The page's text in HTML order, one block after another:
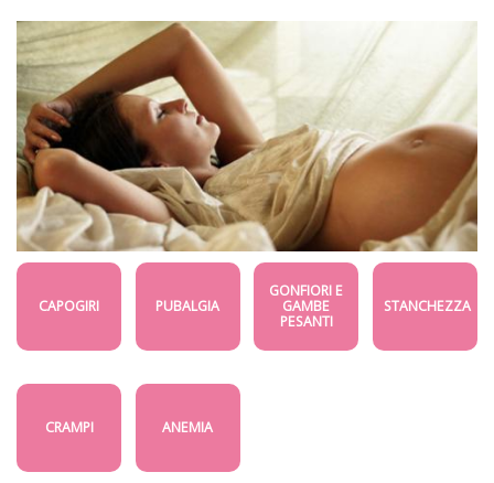
CAPOGIRI PUBALGIA
GONFIORI E
GAMBE
PESANTI
STANCHEZZA
CRAMPI ANEMIA